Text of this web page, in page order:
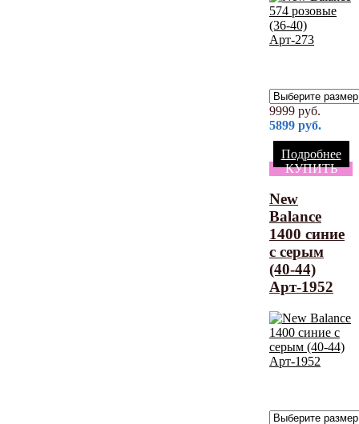
9999 руб.
5899 руб.
Подробнее
КУПИТЬ
New
Balance
1400 синие
с серым
(40-44)
Арт-1952